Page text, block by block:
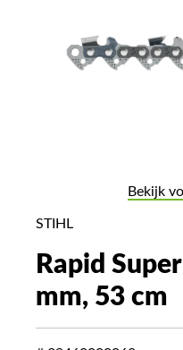
Bekijk
STIHL
Rapid
mm, 53 cm